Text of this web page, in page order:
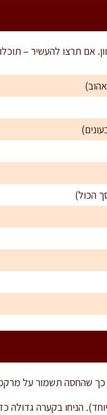
כך שהחסה תשמור על
הניחו בקערה גדולה